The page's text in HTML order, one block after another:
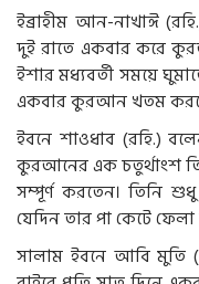
ইব্রাহীম আন-নাখাঈ
দুই রাতে একবার করে
ইশার মধ্যবর্তী সময়ে
একবার কুরআন খতম
ইবনে শাওধাব (রহি.)
কুরআনের এক চতুর্থাংশ
সম্পূর্ণ করতেন। তিনি
যেদিন তার পা কেটে ফেলা
সালাম ইবনে আবি মুতি